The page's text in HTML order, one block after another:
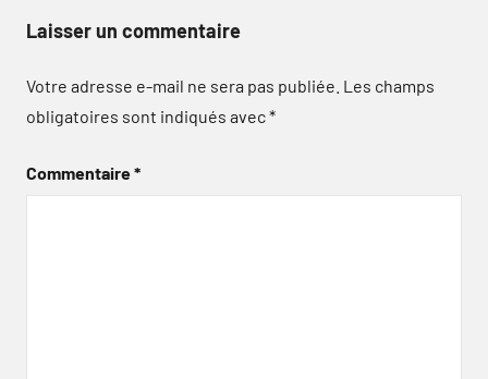
Laisser un commentaire
Votre adresse e-mail ne sera pas publiée. Les champs
obligatoires sont indiqués avec*
Commentaire*